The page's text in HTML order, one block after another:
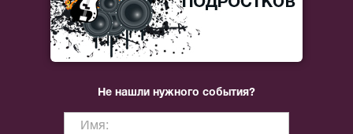
Не нашли нужного события?